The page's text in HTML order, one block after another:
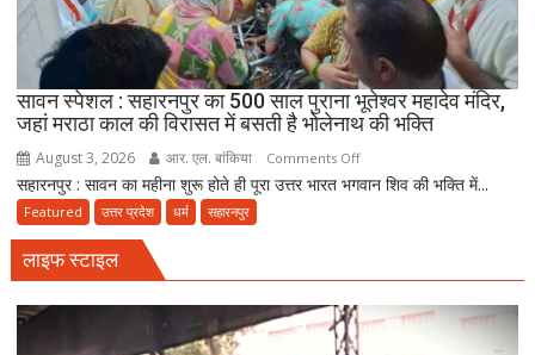
पर
बैठाकर
किलोमीटर
की
सावन स्पेशल : सहारनपुर का 500 साल पुराना भूतेश्वर महादेव मंदिर,
जहां मराठा काल की विरासत में बसती है भोलेनाथ की भक्ति
August 3, 2026 आर. एल. बांकिया Comments Offon
सावन
सहारनपुर : सावन का महीना शुरू होते ही पूरा उत्तर भारत भगवान शिव की भक्ति में...
Featured उत्तर प्रदेश धर्म सहारनपुर
लाइफ स्टाइल